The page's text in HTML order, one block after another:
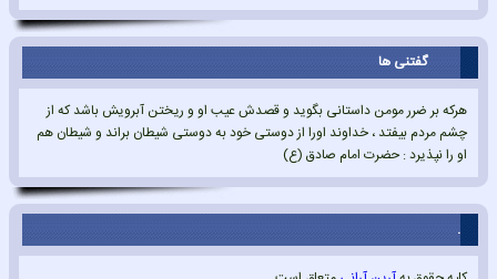
گفتنی ها
هرکه بر ضرر مومن داستانی بگوید و قصدش عیب او و ریختن آبرویش باشد که از
چشم مردم بیفتد ، خداوند اورا از دوستی خود به دوستی شیطان براند و شیطان هم
او را نپذیرد : حضرت امام صادق (ع)
.